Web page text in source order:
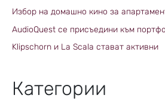
Избор на домашно кино за
AudioQuest се присъедини към
Klipschorn и La Scala стават активни
Категории